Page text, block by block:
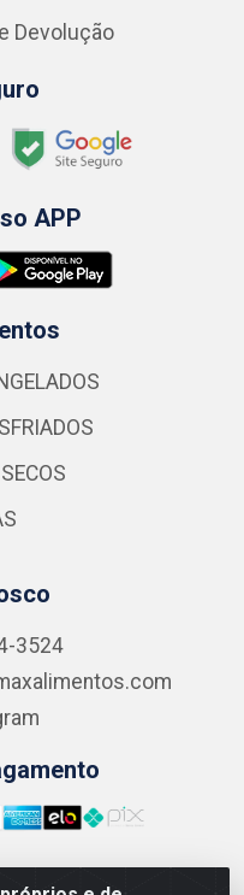
Devolução
APP
3524